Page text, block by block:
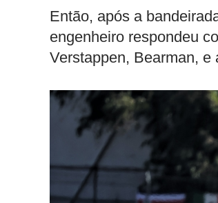
Então, após a
engenheiro respondeu
Verstappen, Bearman, e